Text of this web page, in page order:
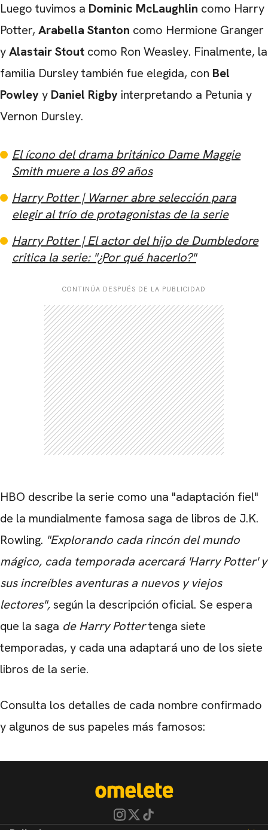
Luego tuvimos a Dominic McLaughlin como Harry
Potter, Arabella Stanton como Hermione Granger
yAlastair Stout como Ron Weasley. Finalmente, la
familia Dursley también fue elegida, con Bel
Powleyy Daniel Rigby interpretando a Petunia y
Vernon Dursley.
El ícono del drama británico Dame Maggie
Smith muere a los 89 años
Harry Potter | Warner abre selección para
elegir al trío de protagonistas de la serie
Harry Potter | El actor del hijo de Dumbledore
critica la serie: "¿Por qué hacerlo?"
CONTINÚA DESPUÉS DE LA PUBLICIDAD
HBO describe la serie como una "adaptación fiel"
de la mundialmente famosa saga de libros de J.K.
Rowling. "Explorando cada rincón del mundo
mágico, cada temporada acercará 'Harry Potter' y
sus increíbles aventuras a nuevos y viejos
lectores",según la descripción oficial. Se espera
que la saga de Harry Pottertenga siete
temporadas, y cada una adaptará uno de los siete
libros de la serie.
Consulta los detalles de cada nombre confirmado
y algunos de sus papeles más famosos: